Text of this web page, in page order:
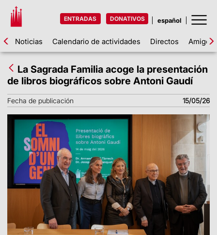
ENTRADAS DONATIVOS
Noticias Calendario de actividades Directos Amigos
La Sagrada Familia acoge la presentación
de libros biográficos sobre Antoni Gaudí
Fecha de publicación 15/05/26